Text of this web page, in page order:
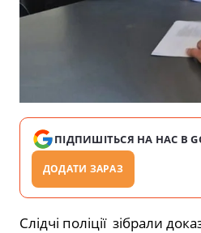
ПІДПИШІТЬСЯ НА НАС В
ДОДАТИ ЗАРАЗ
Слідчі поліції зібрали